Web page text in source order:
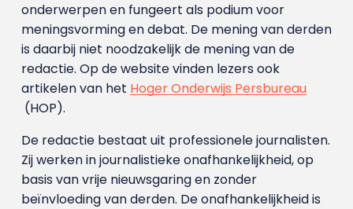
onderwerpen en fungeert als podium voor
meningsvorming en debat. De mening van derden
is daarbij niet noodzakelijk de mening van de
redactie. Op de website vinden lezers ook
artikelen van het Hoger Onderwijs Persbureau
(HOP).
De redactie bestaat uit professionele journalisten.
Zij werken in journalistieke onafhankelijkheid, op
basis van vrije nieuwsgaring en zonder
beïnvloeding van derden. De onafhankelijkheid is